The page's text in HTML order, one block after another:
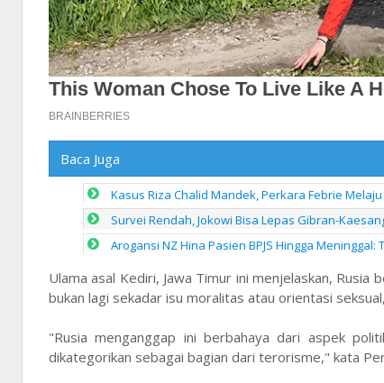
Baca Juga
Kasus Riza Chalid Mandek, Perkara Febrie
Survei Rendah, Jokowi Bisa Lepas Gibran-
Arogansi NZ Hina Pasien BPJS Hingga
Ulama asal Kediri, Jawa Timur ini menjelaskan,
bukan lagi sekadar isu moralitas atau orientasi
"Rusia menganggap ini berbahaya dari aspek
dikategorikan sebagai bagian dari terorisme," kata